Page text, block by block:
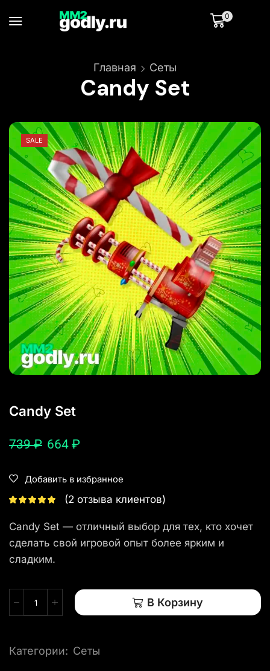
0
Главная Сеты
Candy Set
SALE
Candy Set
739₽ 664 ₽
Добавить в избранное
(2 отзыва клиентов)
Candy Set — отличный выбор для тех, кто хочет
сделать свой игровой опыт более ярким и
сладким.
В Корзину
Категории: Сеты